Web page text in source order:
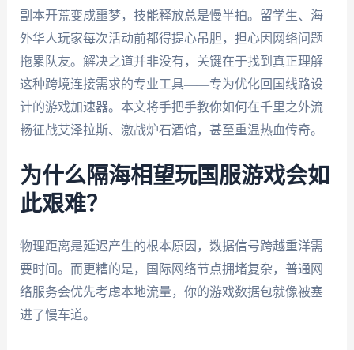
副本开荒变成噩梦，技能释放总是慢半拍。留学生、海
外华人玩家每次活动前都得提心吊胆，担心因网络问题
拖累队友。解决之道并非没有，关键在于找到真正理解
这种跨境连接需求的专业工具——专为优化回国线路设
计的游戏加速器。本文将手把手教你如何在千里之外流
畅征战艾泽拉斯、激战炉石酒馆，甚至重温热血传奇。
为什么隔海相望玩国服游戏会如
此艰难？
物理距离是延迟产生的根本原因，数据信号跨越重洋需
要时间。而更糟的是，国际网络节点拥堵复杂，普通网
络服务会优先考虑本地流量，你的游戏数据包就像被塞
进了慢车道。